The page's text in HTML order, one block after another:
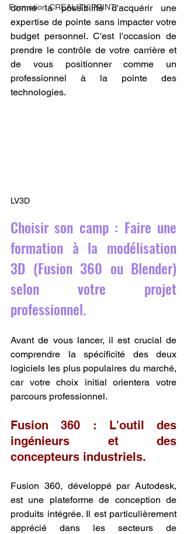
Formation CREALITY PRINT
donne la possibilité d'acquérir une
expertise de pointe sans impacter votre
budget personnel. C'est l'occasion de
prendre le contrôle de votre carrière et
de vous positionner comme un
professionnel à la pointe des
technologies.
LV3D
Choisir son camp : Faire une
formation à la modélisation
3D (Fusion 360 ou Blender)
selon votre projet
professionnel.
Avant de vous lancer, il est crucial de
comprendre la spécificité des deux
logiciels les plus populaires du marché,
car votre choix initial orientera votre
parcours professionnel.
Fusion 360 : L'outil des
ingénieurs et des
concepteurs industriels.
Fusion 360, développé par Autodesk,
est une plateforme de conception de
produits intégrée. Il est particulièrement
apprécié dans les secteurs de